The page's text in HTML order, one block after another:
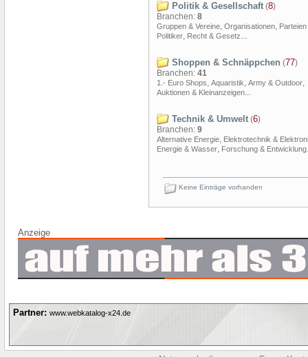
Politik & Gesellschaft (8)
Branchen: 8
Gruppen & Vereine, Organisationen, Parteien
Politiker, Recht & Gesetz...
Shoppen & Schnäppchen (77)
Branchen: 41
1.- Euro Shops, Aquaristik, Army & Outdoor,
Auktionen & Kleinanzeigen...
Technik & Umwelt (6)
Branchen: 9
Alternative Energie, Elektrotechnik &
Energie & Wasser, Forschung & Entwicklung
Keine Einträge vorhanden
Anzeige
Partner: www.webkatalog-x24.de